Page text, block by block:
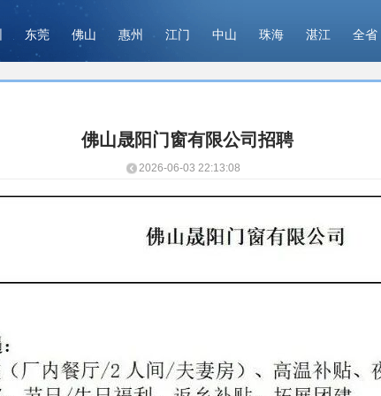
东莞 佛山 惠州 江门 中山 珠海 湛江 全省
佛山晟阳门窗有限公司招聘
2026-06-03 22:13:08